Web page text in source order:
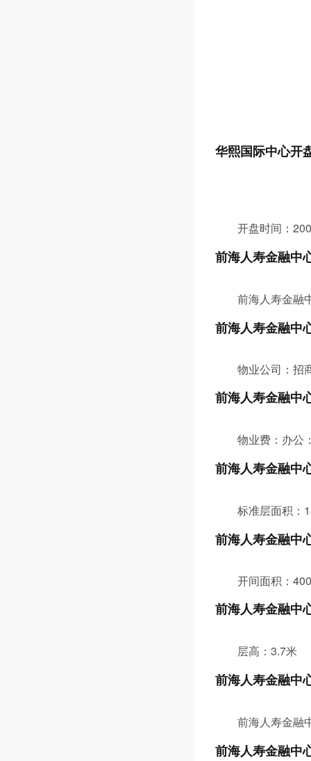
华熙国际中心开
开盘时间：
前海人寿金融中
前海人寿金融
前海人寿金融中
物业公司：招
前海人寿金融中
物业费：办公
前海人寿金融中
标准层面积：
前海人寿金融中
开间面积：
前海人寿金融中
层高：3.7米
前海人寿金融中
前海人寿金融
前海人寿金融中